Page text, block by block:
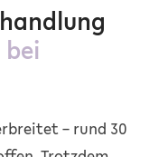
– rund 30